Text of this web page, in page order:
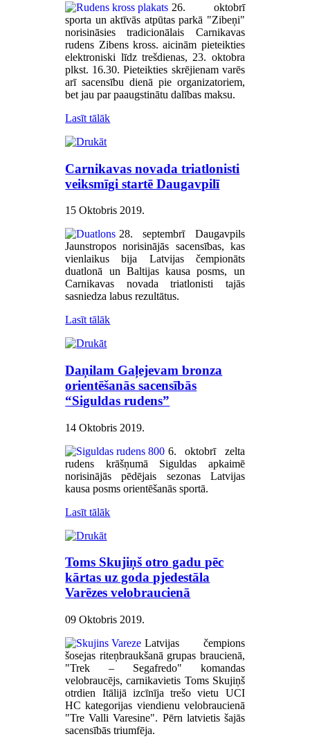
26. oktobrī
sporta un aktīvās atpūtas parkā "Zibeņi"
norisināsies tradicionālais Carnikavas
rudens Zibens kross. aicinām pieteikties
elektroniski līdz trešdienas, 23. oktobra
plkst. 16.30. Pieteikties skrējienam varēs
arī sacensību dienā pie organizatoriem,
bet jau par paaugstinātu dalības maksu.
Lasīt tālāk
Carnikavas novada triatlonisti
veiksmīgi startē Daugavpilī
15 Oktobris 2019.
28. septembrī Daugavpils
Jaunstropos norisinājās sacensības, kas
vienlaikus bija Latvijas čempionāts
duatlonā un Baltijas kausa posms, un
Carnikavas novada triatlonisti tajās
sasniedza labus rezultātus.
Lasīt tālāk
Daņilam Gaļejevam bronza
orientēšanās sacensībās
“Siguldas rudens”
14 Oktobris 2019.
6. oktobrī zelta
rudens krāšņumā Siguldas apkaimē
norisinājās pēdējais sezonas Latvijas
kausa posms orientēšanās sportā.
Lasīt tālāk
Toms Skujiņš otro gadu pēc
kārtas uz goda pjedestāla
Varēzes velobraucienā
09 Oktobris 2019.
Latvijas čempions
šosejas riteņbraukšanā grupas braucienā,
"Trek – Segafredo" komandas
velobraucējs, carnikavietis Toms Skujiņš
otrdien Itālijā izcīnīja trešo vietu UCI
HC kategorijas viendienu velobraucienā
"Tre Valli Varesine". Pērn latvietis šajās
sacensībās triumfēja.